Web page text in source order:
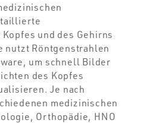
und des Gehirns
nutzt Röntgenstrahlen
um schnell Bilder
des Kopfes
Je nach
medizinischen
Orthopädie, HNO